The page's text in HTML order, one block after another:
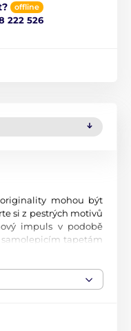
offline
222 526
mohou být
si z pestrých motivů
impuls v podobě
samolepicím tapetám
vzhledem. Tisk